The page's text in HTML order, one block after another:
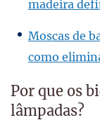
madeira
Moscas de
como
Por que os
lâmpadas?